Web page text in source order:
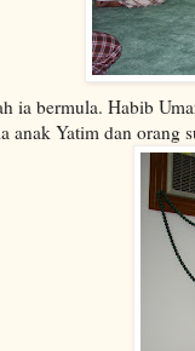
ia bermula. Habib
anak Yatim dan orang